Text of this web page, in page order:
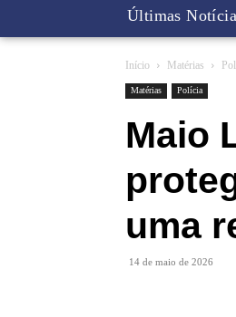
Últimas
Início Matérias
Matérias Polícia
Maio
uma
14 de maio de 2026